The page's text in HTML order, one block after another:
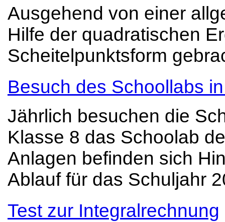
Ausgehend von einer
Hilfe der quadratischen
Scheitelpunktsform
Besuch des Schoollabs
Jährlich besuchen die
Klasse 8 das Schoolab
Anlagen befinden sich
Ablauf für das Schuljahr
Test zur Integralrechnung